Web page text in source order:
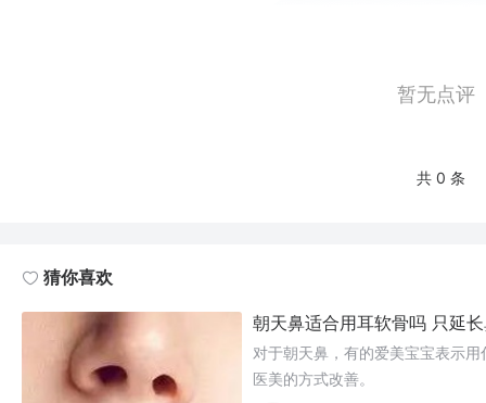
暂无点评
共 0 条
猜你喜欢
朝天鼻适合用耳软骨吗 只延
对于朝天鼻，有的爱美宝宝表示
医美的方式改善。